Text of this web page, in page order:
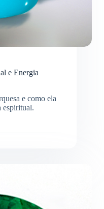
e Energia
e como ela
espiritual.